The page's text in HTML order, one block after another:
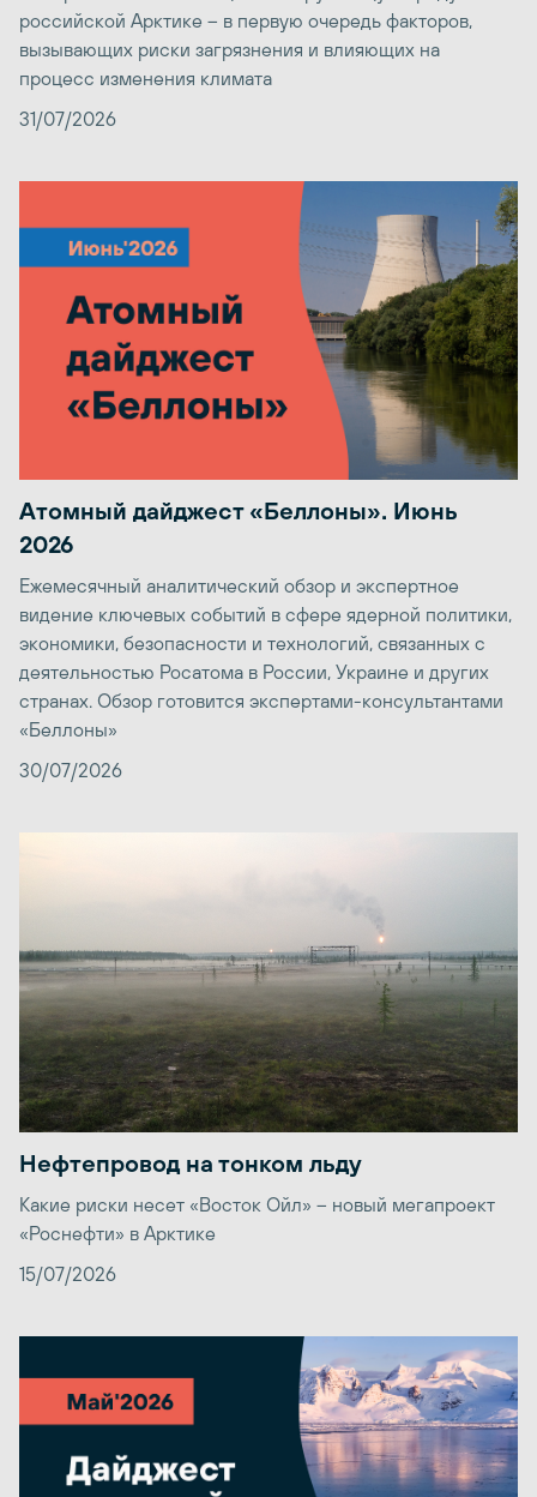
российской Арктике – в первую очередь факторов,
вызывающих риски загрязнения и влияющих на
процесс изменения климата
31/07/2026
Атомный дайджест «Беллоны». Июнь
2026
Ежемесячный аналитический обзор и экспертное
видение ключевых событий в сфере ядерной политики,
экономики, безопасности и технологий, связанных с
деятельностью Росатома в России, Украине и других
странах. Обзор готовится экспертами-консультантами
«Беллоны»
30/07/2026
Нефтепровод на тонком льду
Какие риски несет «Восток Ойл» – новый мегапроект
«Роснефти» в Арктике
15/07/2026